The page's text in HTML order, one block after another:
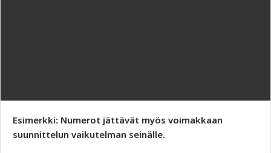
Esimerkki: Numerot jättävät myös voimakkaan
suunnittelun vaikutelman seinälle.